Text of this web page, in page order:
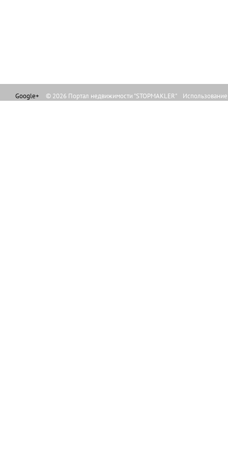
Google+ © 2026 Портал недвижимости "STOPMAKLER"